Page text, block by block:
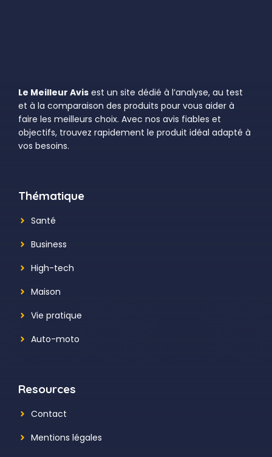
Le Meilleur Avis est un site dédié à l’analyse, au test
et à la comparaison des produits pour vous aider à
faire les meilleurs choix. Avec nos avis fiables et
objectifs, trouvez rapidement le produit idéal adapté à
vos besoins.
Thématique
Santé
Business
High-tech
Maison
Vie pratique
Auto-moto
Resources
Contact
Mentions légales